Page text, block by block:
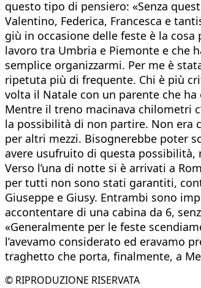
questo tipo di pensiero: «Senza
Valentino, Federica, Francesca e
giù in occasione delle feste è la
lavoro tra Umbria e Piemonte e che
semplice organizzarmi. Per me è
ripetuta più di frequente. Chi è più
volta il Natale con un parente che ha
Mentre il treno macinava chilometri
la possibilità di non partire. Non era
per altri mezzi. Bisognerebbe poter
avere usufruito di questa
Verso l’una di notte si è arrivati a
per tutti non sono stati garantiti,
Giuseppe e Giusy. Entrambi sono
accontentare di una cabina da 6,
«Generalmente per le feste
l’avevamo considerato ed eravamo
traghetto che porta, finalmente, a
© RIPRODUZIONE RISERVATA